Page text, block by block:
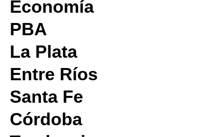
Economía
PBA
La Plata
Entre Ríos
Santa Fe
Córdoba